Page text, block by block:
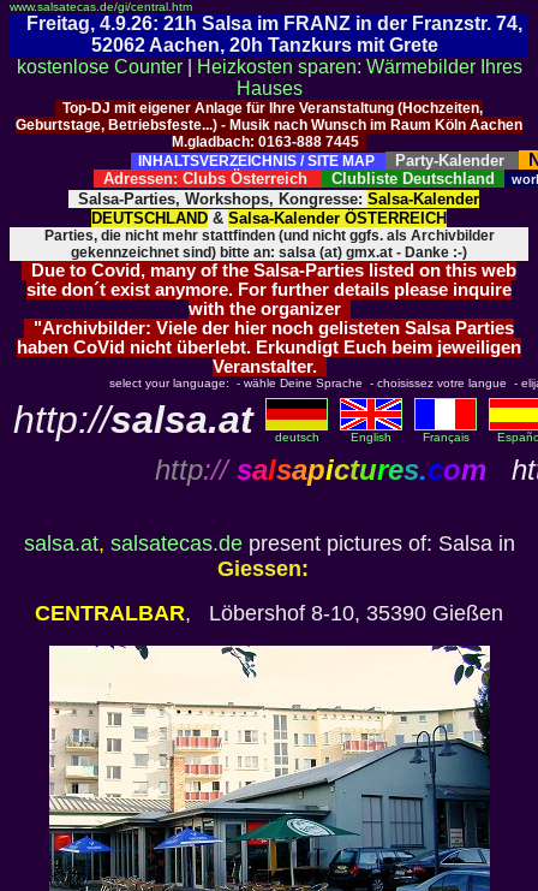
www.salsatecas.de/gi/central.htm
Freitag, 4.9.26: 21h Salsa im FRANZ in der Franzstr. 74,
52062 Aachen, 20h Tanzkurs mit Grete
kostenlose Counter|
Heizkosten sparen: Wärmebilder Ihres
Hauses
Top-DJ mit eigener Anlage für Ihre Veranstaltung (Hochzeiten,
Geburtstage, Betriebsfeste...) - Musik nach Wunsch im Raum Köln Aachen
M.gladbach: 0163-888 7445
INHALTSVERZEICHNIS / SITE MAP
Party-Kalender
Adressen: Clubs Österreich Clubliste Deutschland
Salsa-Parties, Workshops, Kongresse: Salsa-Kalender
DEUTSCHLAND & Salsa-Kalender ÖSTERREICH
Parties, die nicht mehr stattfinden (und nicht ggfs. als Archivbilder
gekennzeichnet sind) bitte an: salsa (at) gmx.at - Danke :-)
Due to Covid, many of the Salsa-Parties listed on this web
site don´t exist anymore. For further details please inquire
with the organizer
"Archivbilder: Viele der hier noch gelisteten Salsa Parties
haben CoVid nicht überlebt. Erkundigt Euch beim jeweiligen
Veranstalter.
select your language: - wähle Deine Sprache - choisissez votre langue -
http://salsa.at deutsch English Français
http:// salsapictures.com
salsa.at, salsatecas.de present pictures of: Salsa in
Giessen:
CENTRALBAR, Löbershof 8-10, 35390 Gießen